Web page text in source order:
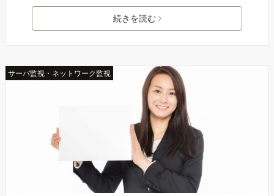
続きを読む
サーバ監視・ネットワーク監視